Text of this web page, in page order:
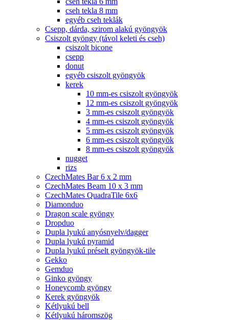
cseh tekla 8 mm
egyéb cseh teklák
Csepp, dárda, szirom alakú gyöngyök
Csiszolt gyöngy (távol keleti és cseh)
csiszolt bicone
csepp
donut
egyéb csiszolt gyöngyök
kerek
10 mm-es csiszolt gyöngyök
12 mm-es csiszolt gyöngyök
3 mm-es csiszolt gyöngyök
4 mm-es csiszolt gyöngyök
5 mm-es csiszolt gyöngyök
6 mm-es csiszolt gyöngyök
8 mm-es csiszolt gyöngyök
nugget
rizs
CzechMates Bar 6 x 2 mm
CzechMates Beam 10 x 3 mm
CzechMates QuadraTile 6x6
Diamonduo
Dragon scale gyöngy
Dropduo
Dupla lyukú anyósnyelv/dagger
Dupla lyukú pyramid
Dupla lyukú préselt gyöngyök-tile
Gekko
Gemduo
Ginko gyöngy
Honeycomb gyöngy
Kerek gyöngyök
Kétlyukú bell
Kétlyukú háromszög